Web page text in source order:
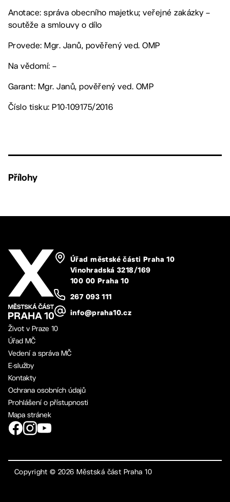
Anotace: správa obecního majetku; veřejné zakázky –
soutěže a smlouvy o dílo
Provede: Mgr. Janů, pověřený ved. OMP
Na vědomí: –
Garant: Mgr. Janů, pověřený ved. OMP
Číslo tisku: P10-109175/2016
Přílohy
Úřad městské části Praha 10
Vinohradská 3218/169
100 00 Praha 10
267 093 111
info@praha10.cz
Život v Praze 10
Úřad MČ
Vedení a správa MČ
E-služby
Kontakty
Ochrana osobních údajů
Prohlášení o přístupnosti
Mapa stránek
Copyright ©2026 Městská část Praha 10